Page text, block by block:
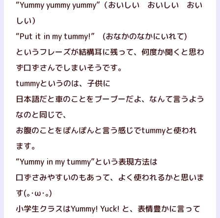
“Yummy yummy yummy”（おいしい おいしい おい
しい）
“Put it in my tummy!” (おなかのなかにいれて)
というフレーズが結構耳に残って、何度か聞くと思わ
ず口ずさんでしまいそうです。
tummyというのは、子供に
日本語だと車のことをブーブーだよ、なんて言うよう
なのと同じで、
お腹のことをぽんぽんと言う感じでtummyと使われ
ます。
“Yummy in my tummy”という表現方法は
口ずさみやすいのもあって、よく使われるかと思いま
す(｡･ω･｡)
小学生クラスはYummy! Yuck! と、表情豊かに言って